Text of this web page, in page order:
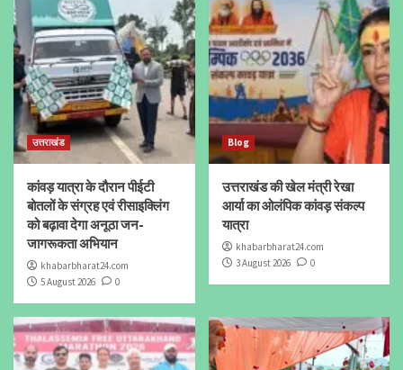
उत्तराखंड
कांवड़ यात्रा के दौरान पीईटी
बोतलों के संग्रह एवं रीसाइक्लिंग
को बढ़ावा देगा अनूठा जन-
जागरूकता अभियान
khabarbharat24.com
5 August 2026
0
Blog
उत्तराखंड की खेल मंत्री रेखा
आर्या का ओलंपिक कांवड़ संकल्प
यात्रा
khabarbharat24.com
3 August 2026
0